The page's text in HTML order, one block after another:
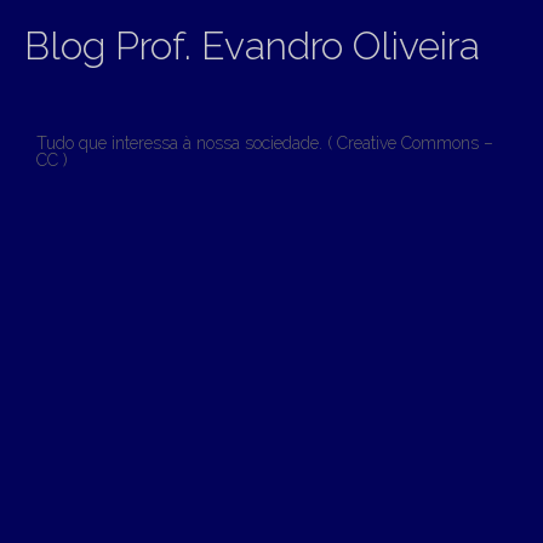
Blog Prof. Evandro Oliveira
Tudo que interessa à nossa sociedade. ( Creative Commons –
CC )